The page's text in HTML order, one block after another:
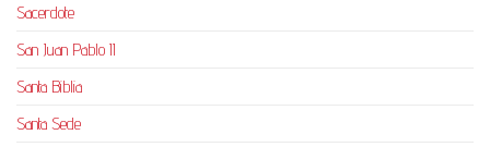
Sacerdote
San Juan Pablo II
Santa Biblia
Santa Sede